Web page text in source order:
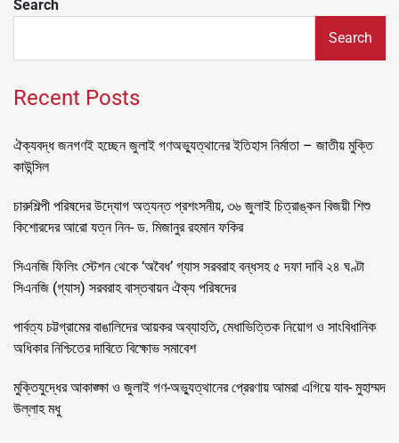
Search
Search
Recent Posts
ঐক্যবদ্ধ জনগণই হচ্ছেন জুলাই গণঅভ্যুত্থানের ইতিহাস নির্মাতা – জাতীয় মুক্তি
কাউন্সিল
চারুশিল্পী পরিষদের উদ্যোগ অত্যন্ত প্রশংসনীয়, ৩৬ জুলাই চিত্রাঙ্কন বিজয়ী শিশু
কিশোরদের আরো যত্ন নিন- ড. মিজানুর রহমান ফকির
সিএনজি ফিলিং স্টেশন থেকে ‘অবৈধ’ গ্যাস সরবরাহ বন্ধসহ ৫ দফা দাবি ২৪ ঘণ্টা
সিএনজি (গ্যাস) সরবরাহ বাস্তবায়ন ঐক্য পরিষদের
পার্বত্য চট্টগ্রামের বাঙালিদের আয়কর অব্যাহতি, মেধাভিত্তিক নিয়োগ ও সাংবিধানিক
অধিকার নিশ্চিতের দাবিতে বিক্ষোভ সমাবেশ
মুক্তিযুদ্ধের আকাঙ্ক্ষা ও জুলাই গণ-অভ্যুত্থানের প্রেরণায় আমরা এগিয়ে যাব- মুহাম্মদ
উল্লাহ মধু